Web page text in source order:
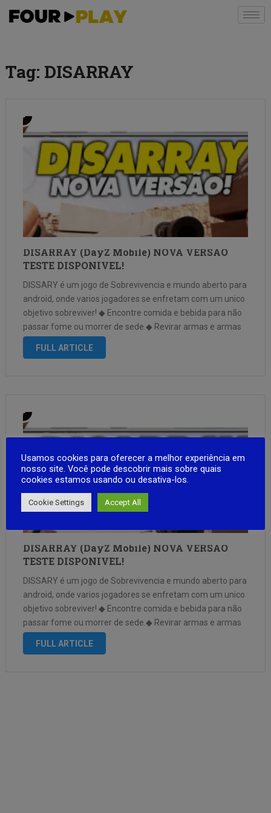
Tag: DISARRAY
DISARRAY (DayZ Mobile) NOVA VERSÃO
TESTE DISPONIVEL!
DISSARY é um jogo de Sobrevivencia e mundo aberto para
android, onde varios jogadores se enfretam com um unico
objetivo sobreviver! ◆ Encontre comida e bebida para não
passar fome ou morrer de sede.◆ Revirar armas e armas
para se proteger de bandidos.◆ Explore o ambiente …
FULL ARTICLE
DISARRAY (DayZ Mobile) NOVA VERSÃO
TESTE DISPONIVEL!
DISSARY é um jogo de Sobrevivencia e mundo aberto para
android, onde varios jogadores se enfretam com um unico
objetivo sobreviver! ◆ Encontre comida e bebida para não
passar fome ou morrer de sede.◆ Revirar armas e armas
para se proteger de bandidos.◆ Explore o ambiente …
FULL ARTICLE
Usamos cookies para oferecer a melhor experiência em
nosso site. Você pode descobrir mais sobre quais
cookies estamos usando ou desativa-los.
Cookie Settings Accept All